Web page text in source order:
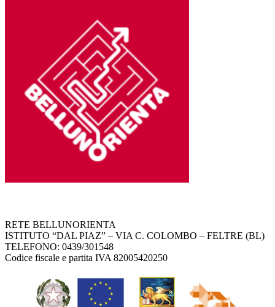
RETE BELLUNORIENTA
ISTITUTO “DAL PIAZ” – VIA C. COLOMBO – FELTRE (BL)
TELEFONO: 0439/301548
Codice fiscale e partita IVA 82005420250